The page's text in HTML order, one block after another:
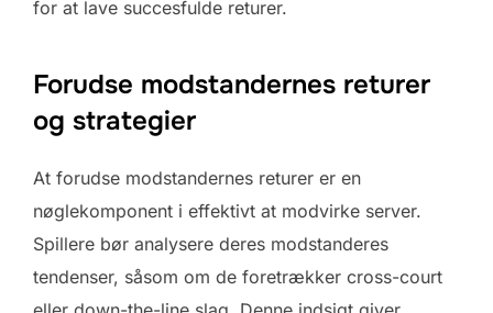
for at lave succesfulde returer.
Forudse modstandernes returer
og strategier
At forudse modstandernes returer er en
nøglekomponent i effektivt at modvirke server.
Spillere bør analysere deres modstanderes
tendenser, såsom om de foretrækker cross-court